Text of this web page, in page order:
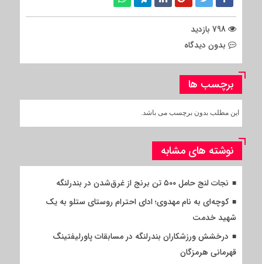
بدون دیدگاه
برچسب ها
این مطلب بدون برچسب می باشد.
نوشته های مشابه
نجات لنج حامل ۵۰۰ تن برنج از غرق‌شدن در بندرلنگه
کوچه‌ای به نام مهدوی؛ ادای احترام روستای ستلو به یک
شهید خدمت
درخشش ورزشکاران بندرلنگه در مسابقات پاورلیفتینگ
قهرمانی هرمزگان